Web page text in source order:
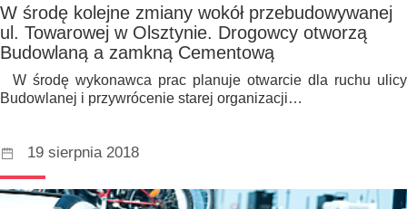
W środę kolejne zmiany wokół przebudowywanej
ul. Towarowej w Olsztynie. Drogowcy otworzą
Budowlaną a zamkną Cementową
W środę wykonawca prac planuje otwarcie dla ruchu ulicy
Budowlanej i przywrócenie starej organizacji…
19 sierpnia 2018